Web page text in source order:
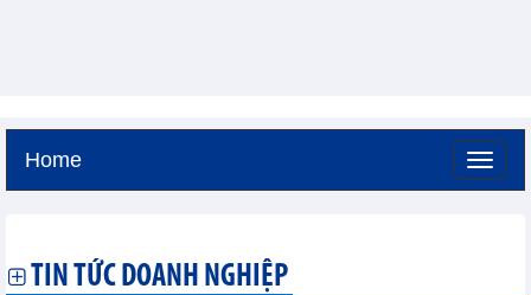
Home
TIN TỨC DOANH NGHIỆP